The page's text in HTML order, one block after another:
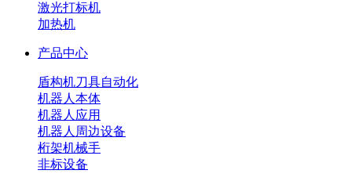
激光打标机
加热机
产品中心
盾构机刀具自动化
机器人本体
机器人应用
机器人周边设备
桁架机械手
非标设备